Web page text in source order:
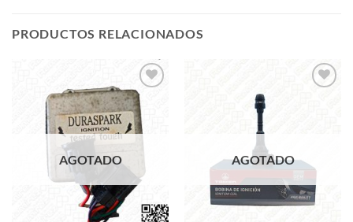
PRODUCTOS RELACIONADOS
Add to
wishlist
AGOTADO AGOTADO